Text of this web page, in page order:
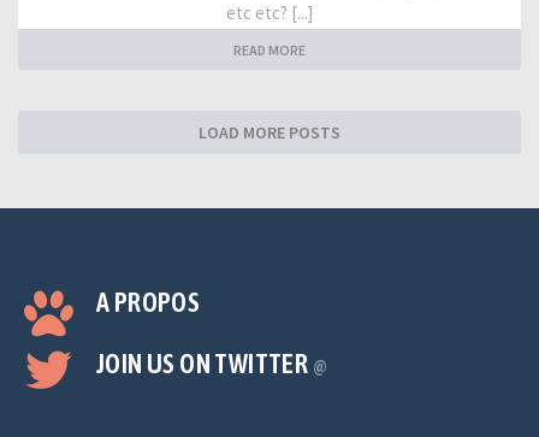
etc etc? [...]
READ MORE
LOAD MORE POSTS
A PROPOS
JOIN US ON TWITTER @